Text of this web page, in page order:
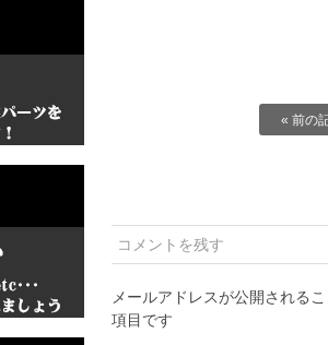
« 前の
コメントを残す
メールアドレスが公開される
項目です